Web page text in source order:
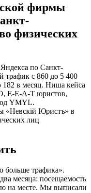
фирмы
физических
по Санкт-
трафик с 860 до 5 400
182 в месяц. Ниша кейса
E-E-A-T юристов,
YMYL.
больше трафика».
месяца: посещаемость
на месте. Мы выписали